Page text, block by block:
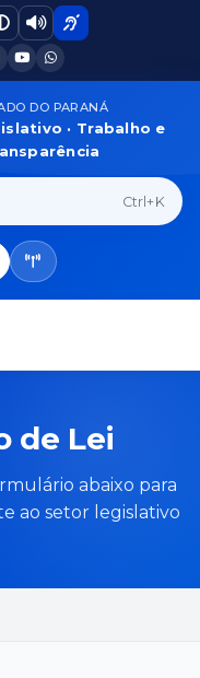
DO PARANÁ
· Trabalho e
Ctrl+K
de Lei
abaixo para
ao setor legislativo